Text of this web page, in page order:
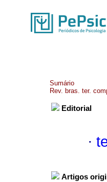
Sumário
Rev. bras. ter.
Editorial
·
Artigos